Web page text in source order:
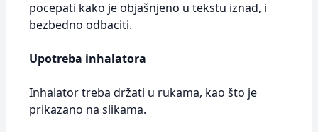
pocepati kako je objašnjeno u tekstu iznad, i
bezbedno odbaciti.
Upotreba inhalatora
Inhalator treba držati u rukama, kao što je
prikazano na slikama.